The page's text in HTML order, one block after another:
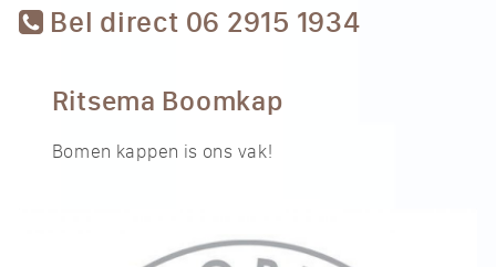
Bel direct 06 2915 1934
Ritsema Boomkap
Bomen kappen is ons vak!